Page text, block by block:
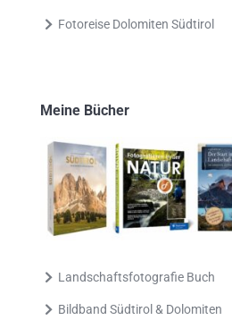
Fotoreise Dolomiten Südtirol
Meine Bücher
Landschaftsfotografie Buch
Bildband Südtirol & Dolomiten